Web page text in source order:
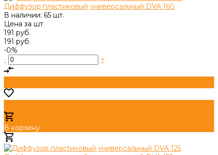
Диффузор пластиковый универсальный DVA 160
В наличии: 65 шт.
Цена за шт
191 руб.
191 руб.
-0%
-
+
В корзину